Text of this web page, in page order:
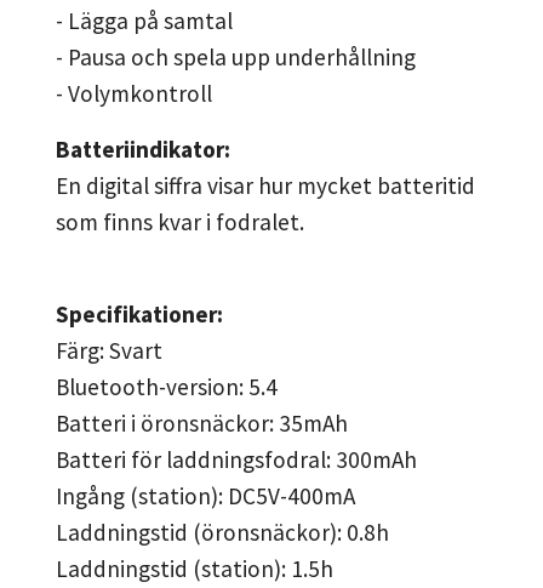
- Lägga på samtal
- Pausa och spela upp underhållning
- Volymkontroll
Batteriindikator:
En digital siffra visar hur mycket batteritid
som finns kvar i fodralet.
Specifikationer:
Färg: Svart
Bluetooth-version: 5.4
Batteri i öronsnäckor: 35mAh
Batteri för laddningsfodral: 300mAh
Ingång (station): DC5V-400mA
Laddningstid (öronsnäckor): 0.8h
Laddningstid (station): 1.5h